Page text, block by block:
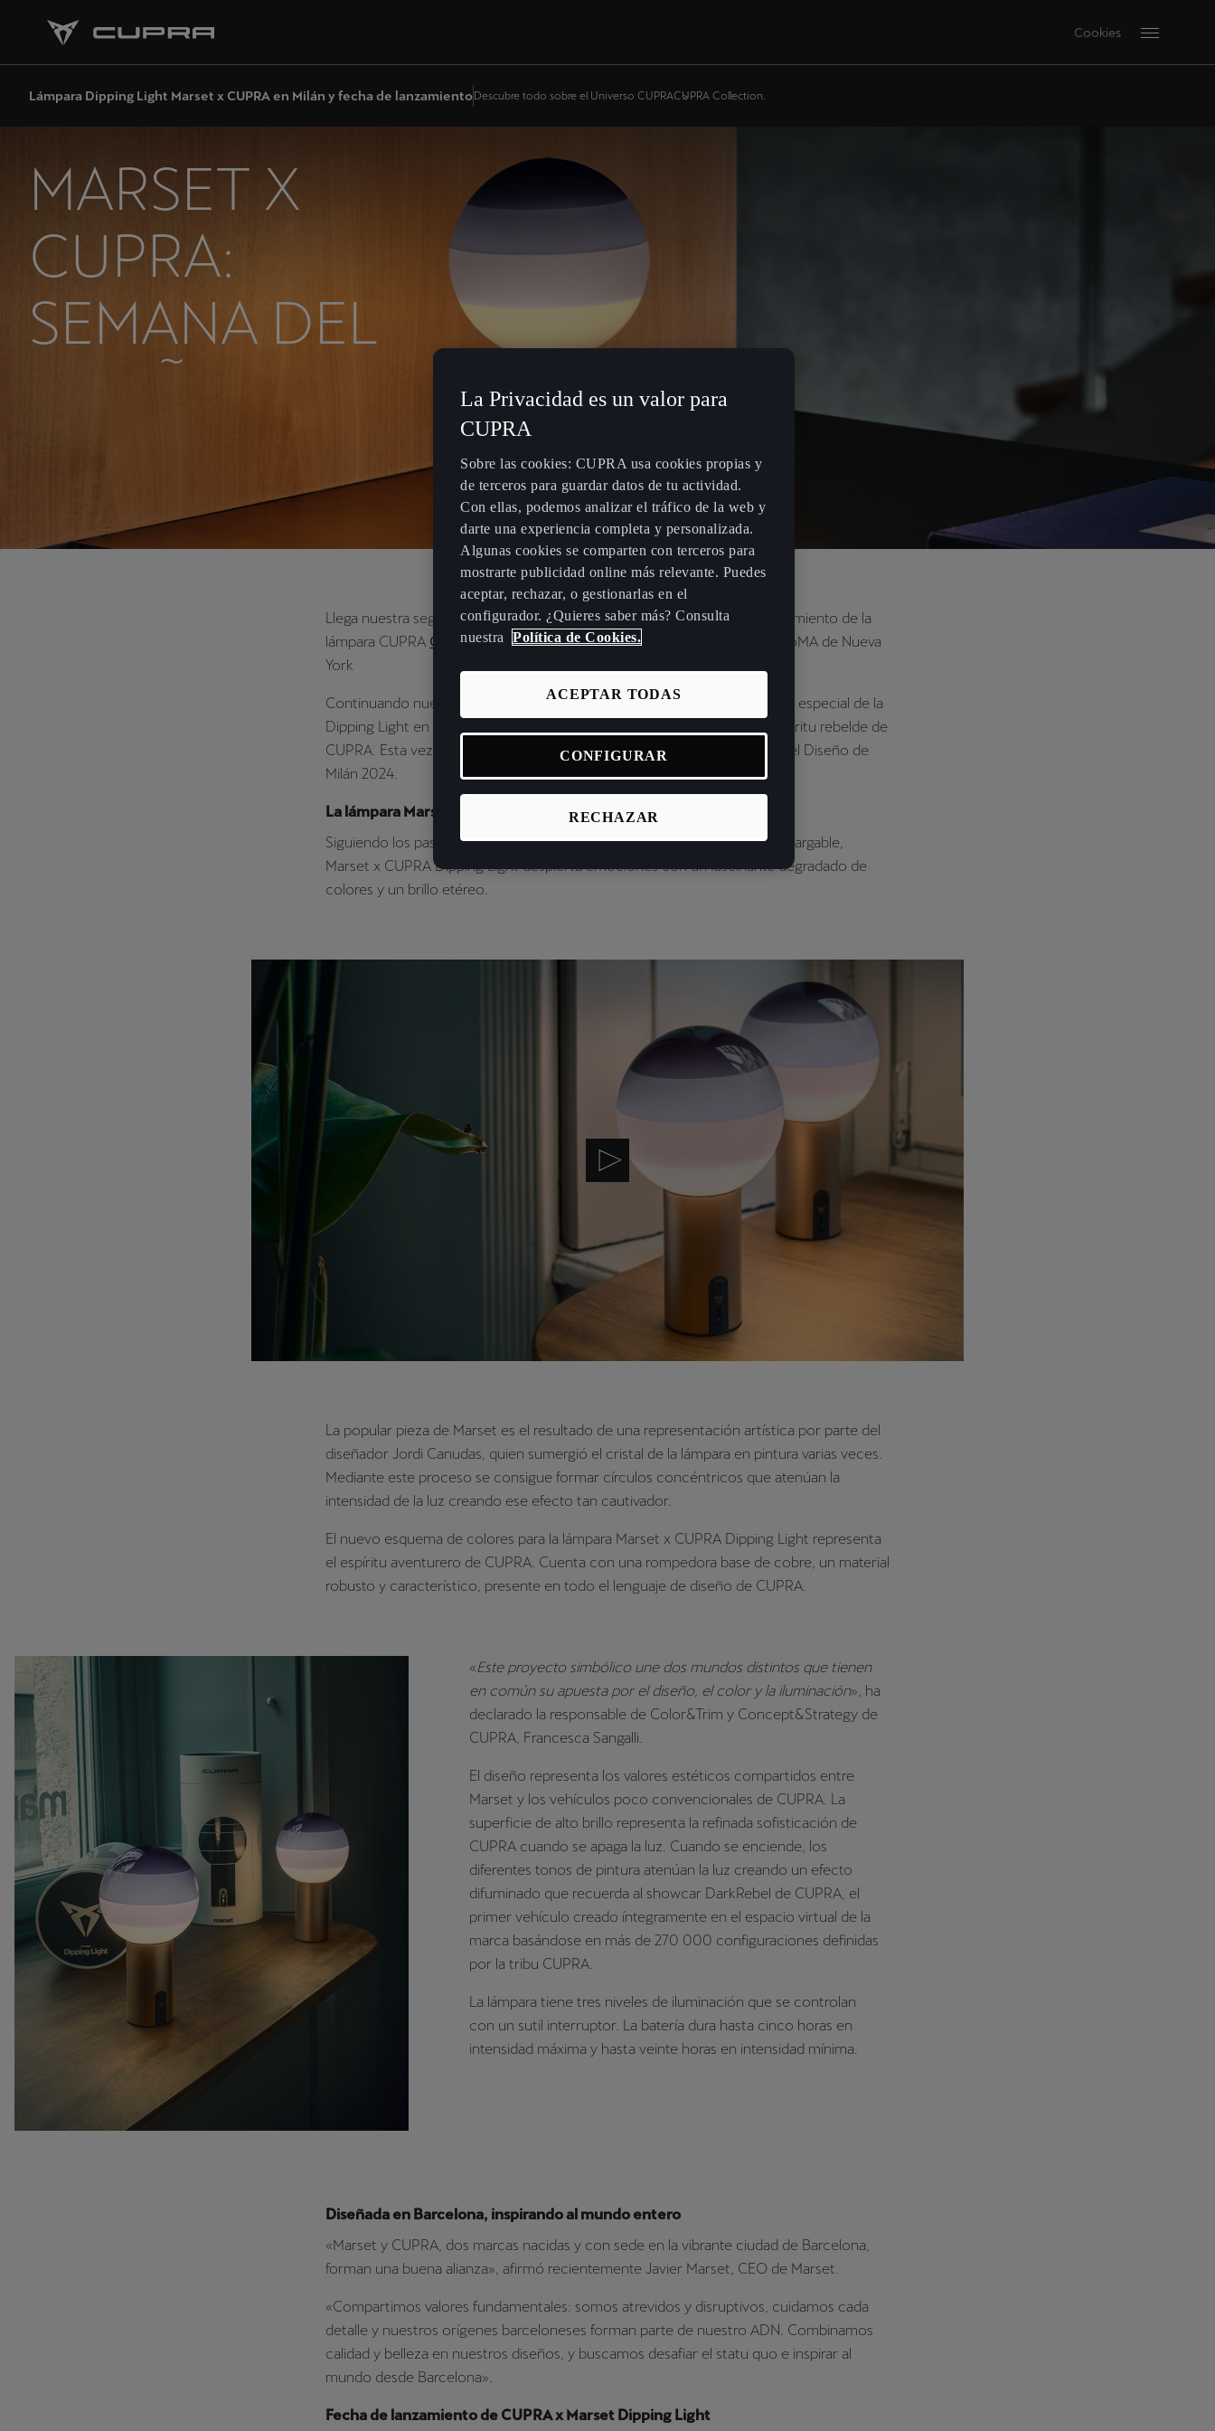
Cookies
Lámpara Dipping Light Marset x CUPRA en Milán y fecha de lanzamiento Descubre todo sobre el Universo CUPRACUPRA Collection.
MARSET X
CUPRA:
SEMANA DEL
Llega nuestra segunda colaboración CUPRA y Marset tras el exitoso lanzamiento de la
lámpara CUPRA Chispa en 2021, que estuvo expuesta en la tienda del MoMA de Nueva
York
Continuando nuestra colaboración con Marset, presentamos una edición especial de la
Dipping Light en una paleta de colores que evoca la personalidad y el espíritu rebelde de
CUPRA. Esta vez, en el CUPRA City Garage de Milán durante la Semana del Diseño de
Milán 2024.
La lámpara Marset x CUPRA Dipping Light
Siguiendo los pasos de la exitosa lámpara Chispa, la lámpara de batería recargable,
Marset x CUPRA Dipping Light despierta emociones con un fascinante degradado de
colores y un brillo etéreo.
La popular pieza de Marset es el resultado de una representación artística por parte del
diseñador Jordi Canudas, quien sumergió el cristal de la lámpara en pintura varias veces.
Mediante este proceso se consigue formar círculos concéntricos que atenúan la
intensidad de la luz creando ese efecto tan cautivador.
El nuevo esquema de colores para la lámpara Marset x CUPRA Dipping Light representa
el espíritu aventurero de CUPRA. Cuenta con una rompedora base de cobre, un material
robusto y característico, presente en todo el lenguaje de diseño de CUPRA.
«Este proyecto simbólico une dos mundos distintos que tienen
en común su apuesta por el diseño, el color y la iluminación», ha
declarado la responsable de Color&Trim y Concept&Strategy de
CUPRA, Francesca Sangalli.
El diseño representa los valores estéticos compartidos entre
Marset y los vehículos poco convencionales de CUPRA. La
superficie de alto brillo representa la refinada sofisticación de
CUPRA cuando se apaga la luz. Cuando se enciende, los
diferentes tonos de pintura atenúan la luz creando un efecto
difuminado que recuerda al showcar DarkRebel de CUPRA, el
primer vehículo creado íntegramente en el espacio virtual de la
marca basándose en más de 270 000 configuraciones definidas
por la tribu CUPRA.
La lámpara tiene tres niveles de iluminación que se controlan
con un sutil interruptor. La batería dura hasta cinco horas en
intensidad máxima y hasta veinte horas en intensidad mínima.
Diseñada en Barcelona, inspirando al mundo entero
«Marset y CUPRA, dos marcas nacidas y con sede en la vibrante ciudad de Barcelona,
forman una buena alianza», afirmó recientemente Javier Marset, CEO de Marset.
«Compartimos valores fundamentales: somos atrevidos y disruptivos, cuidamos cada
detalle y nuestros orígenes barceloneses forman parte de nuestro ADN. Combinamos
calidad y belleza en nuestros diseños, y buscamos desafiar el statu quo e inspirar al
mundo desde Barcelona».
Fecha de lanzamiento de CUPRA x Marset Dipping Light
La Privacidad es un valor para
CUPRA
Sobre las cookies: CUPRA usa cookies propias y
de terceros para guardar datos de tu actividad.
Con ellas, podemos analizar el tráfico de la web y
darte una experiencia completa y personalizada.
Algunas cookies se comparten con terceros para
mostrarte publicidad online más relevante. Puedes
aceptar, rechazar, o gestionarlas en el
configurador. ¿Quieres saber más? Consulta
nuestra
Política de Cookies.
RECHAZAR
ACEPTAR TODAS
CONFIGURAR